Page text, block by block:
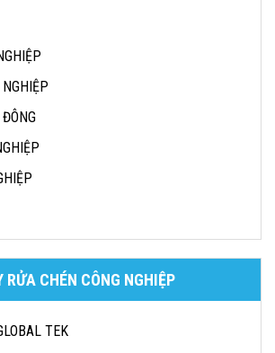
RỬA CHÉN CÔNG NGHIỆP
TEK